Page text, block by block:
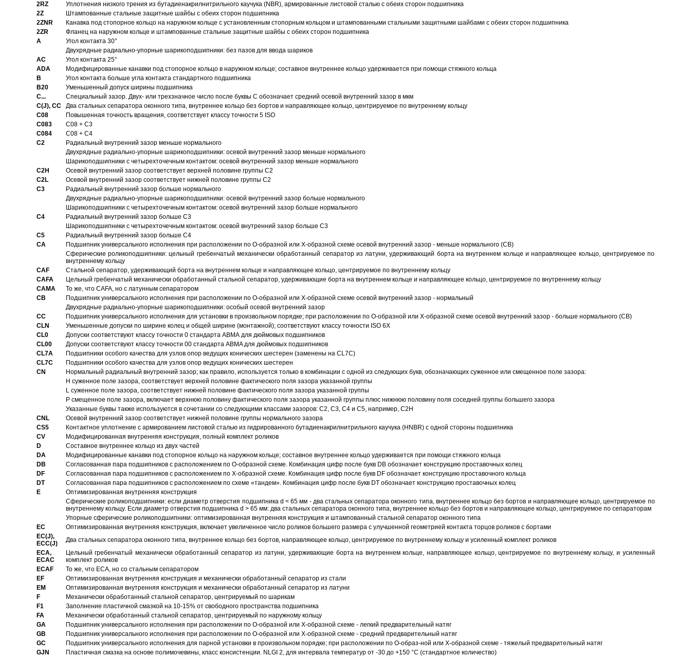
2RZ
Уплотнения низкого трения из бутадиенакрилнитрильного каучука (NBR), армированные листовой сталью с обеих сторон подшипника
2Z
Штампованные стальные защитные шайбы с обеих сторон подшипника
2ZNR
Канавка под стопорное кольцо на наружном кольце с установленным стопорным кольцом и штампованными стальными защитными шайбами с обеих сторон подшипника
2ZR
Фланец на наружном кольце и штампованные стальные защитные шайбы с обеих сторон подшипника
A
Угол контакта 30°
Двухрядные радиально-упорные шарикоподшипники: без пазов для ввода шариков
AC
Угол контакта 25°
ADA
Модифицированные канавки под стопорное кольцо в наружном кольце; составное внутреннее кольцо удерживается при помощи стяжного кольца
B
Угол контакта больше угла контакта стандартного подшипника
B20
Уменьшенный допуск ширины подшипника
C...
Специальный зазор. Двух- или трехзначное число после буквы С обозначает средний осевой внутренний зазор в мкм
C(J), CC
Два стальных сепаратора оконного типа, внутреннее кольцо без бортов и направляющее кольцо, центрируемое по внутреннему кольцу
C08
Повышенная точность вращения, соответствует классу точности 5 ISO
C083
C08 + C3
C084
C08 + C4
C2
Pадиальный внутренний зазор меньше нормального
Двухрядные радиально-упорные шарикоподшипники: осевой внутренний зазор меньше нормального
Шарикоподшипники с четырехточечным контактом: осевой внутренний зазор меньше нормального
C2H
Осевой внутренний зазор соответствует верхней половине группы C2
C2L
Осевой внутренний зазор соответствует нижней половине группы C2
C3
Pадиальный внутренний зазор больше нормального
Двухрядные радиально-упорные шарикоподшипники: осевой внутренний зазор больше нормального
Шарикоподшипники с четырехточечным контактом: осевой внутренний зазор больше нормального
C4
Pадиальный внутренний зазор больше C3
Шарикоподшипники с четырехточечным контактом: осевой внутренний зазор больше C3
C5
Pадиальный внутренний зазор больше C4
CA
Подшипник универсального исполнения при расположении по О-образной или Х-образной схеме осевой внутренний зазор - меньше нормального (CB)
Сферические роликоподшипники: цельный гребенчатый механически обработанный сепаратор из латуни, удерживающий борта на внутреннем кольце и направляющее кольцо, центрируемое по
внутреннему кольцу
CAF
Стальной сепаратор, удерживающий борта на внутреннем кольце и направляющее кольцо, центрируемое по внутреннему кольцу
CAFA
Цельный гребенчатый механически обработанный стальной сепаратор, удерживающие борта на внутреннем кольце и направляющее кольцо, центрируемое по внутреннему кольцу
CAMA
То же, что CAFA, но с латунным сепаратором
CB
Подшипник универсального исполнения при расположении по О-образной или Х-образной схеме осевой внутренний зазор - нормальный
Двухрядные радиально-упорные шарикоподшипники: особый осевой внутренний зазор
CC
Подшипник универсального исполнения для установки в произвольном порядке; при расположении по О-образной или Х-образной схеме осевой внутренний зазор - больше нормального (CB)
CLN
Уменьшенные допуски по ширине колец и общей ширине (монтажной); соответствуют классу точности ISO 6X
CL0
Допуски соответствуют классу точности 0 стандарта АВМА для дюймовых подшипников
CL00
Допуски соответствуют классу точности 00 стандарта ABMA для дюймовых подшипников
CL7A
Подшипники особого качества для узлов опор ведущих конических шестерен (заменены на CL7C)
CL7C
Подшипники особого качества для узлов опор ведущих конических шестерен
CN
Hормальный радиальный внутренний зазор; как правило, используется только в комбинации с одной из следующих букв, обозначающих суженное или смещенное поле зазора:
H суженное поле зазора, соответствует верхней половине фактического поля зазора указанной группы
L суженное поле зазора, соответствует нижней половине фактического поля зазора указанной группы
P смещенное поле зазора, включает верхнюю половину фактического поля зазора указанной группы плюс нижнюю половину поля соседней группы большего зазора
Указанные буквы также используются в сочетании со следующими классами зазоров: С2, C3, С4 и С5, например, С2Н
CNL
Осевой внутренний зазор соответствует нижней половине группы нормального зазора
CS5
Контактное уплотнение с армированием листовой сталью из гидрированного бутадиенакрилнитрильного каучука (HNBR) с одной стороны подшипника
CV
Модифицированная внутренняя конструкция, полный комплект роликов
D
Составное внутреннее кольцо из двух частей
DA
Модифицированные канавки под стопорное кольцо на наружном кольце; составное внутреннее кольцо удерживается при помощи стяжного кольца
DB
Согласованная пара подшипников с расположением по О-образной схеме. Комбинация цифр после букв DB обозначает конструкцию проставочных колец
DF
Согласованная пара подшипников с расположением по Х-образной схеме. Комбинация цифр после букв DF обозначает конструкцию проставочного кольца
DT
Согласованная пара подшипников с расположением по схеме «тандем». Комбинация цифр после букв DT обозначает конструкцию проставочных колец
E
Оптимизированная внутренняя конструкция
Сферические роликоподшипники: если диаметр отверстия подшипника d < 65 мм - два стальных сепаратора оконного типа, внутреннее кольцо без бортов и направляющее кольцо, центрируемое по
внутреннему кольцу. Если диаметр отверстия подшипника d > 65 мм: два стальных сепаратора оконного типа, внутреннее кольцо без бортов и направляющее кольцо, центрируемое по сепараторам
Упорные сферические роликоподшипники: оптимизированная внутренняя конструкция и штампованный стальной сепаратор оконного типа
EC
Oптимизированная внутренняя конструкция, включает увеличенное число роликов большего размера с улучшенной геометрией контакта торцов роликов с бортами
EC(J),
ECC(J)
Два стальных сепаратора оконного типа, внутреннее кольцо без бортов, направляющее кольцо, центрируемое по внутреннему кольцу и усиленный комплект роликов
ECA,
ECAC
Цельный гребенчатый механически обработанный сепаратор из латуни, удерживающие борта на внутреннем кольце, направляющее кольцо, центрируемое по внутреннему кольцу, и усиленный
комплект роликов
ECAF
То же, что ECA, но со стальным сепаратором
EF
Оптимизированная внутренняя конструкция и механически обработанный сепаратор из стали
EM
Оптимизированная внутренняя конструкция и механически обработанный сепаратор из латуни
F
Механически обработанный стальной сепаратор, центрируемый по шарикам
F1
Заполнение пластичной смазкой на 10-15% от свободного пространства подшипника
FA
Механически обработанный стальной сепаратор, центрируемый по наружному кольцу
GA
Подшипник универсального исполнения при расположении по О-образной или Х-образной схеме - легкий предварительный натяг
GB
Подшипник универсального исполнения при расположении по О-образной или Х-образной схеме - средний предварительный натяг
GC
Подшипник универсального исполнения для парной установки в произвольном порядке; при расположении по О-образ-ной или Х-образной схеме - тяжелый предварительный натяг
GJN
Пластичная смазка на основе полимочевины, класс консистенции. NLGI 2, для интервала температур от -30 до +150 °C (стандартное количество)